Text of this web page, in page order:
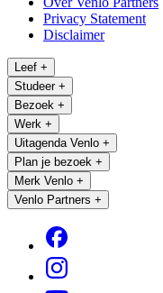
Privacy Statement
Disclaimer
Leef +
Studeer +
Bezoek +
Werk +
Uitagenda Venlo +
Plan je bezoek +
Merk Venlo +
Venlo Partners +